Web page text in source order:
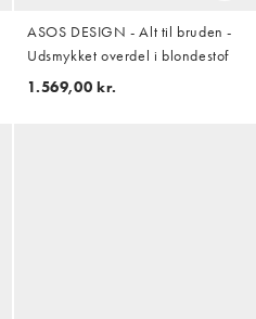
ASOS DESIGN - Alt til bruden -
Udsmykket overdel i blondestof
1.569,00 kr.